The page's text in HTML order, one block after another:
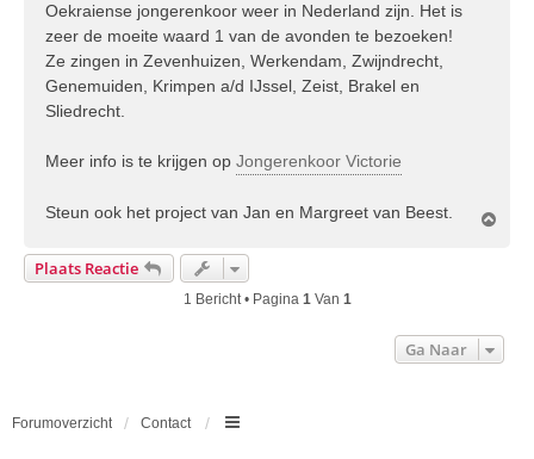
h
t
Oekraiense jongerenkoor weer in Nederland zijn. Het is
zeer de moeite waard 1 van de avonden te bezoeken!
Ze zingen in Zevenhuizen, Werkendam, Zwijndrecht,
Genemuiden, Krimpen a/d IJssel, Zeist, Brakel en
Sliedrecht.
Meer info is te krijgen op Jongerenkoor Victorie
Steun ook het project van Jan en Margreet van Beest.
Plaats Reactie
1 Bericht • Pagina 1Van 1
Ga Naar
Forumoverzicht Contact